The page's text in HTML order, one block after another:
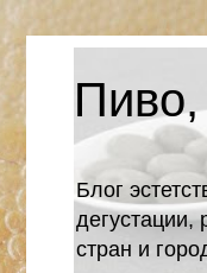
Пиво,
Блог
дегустации,
стран и